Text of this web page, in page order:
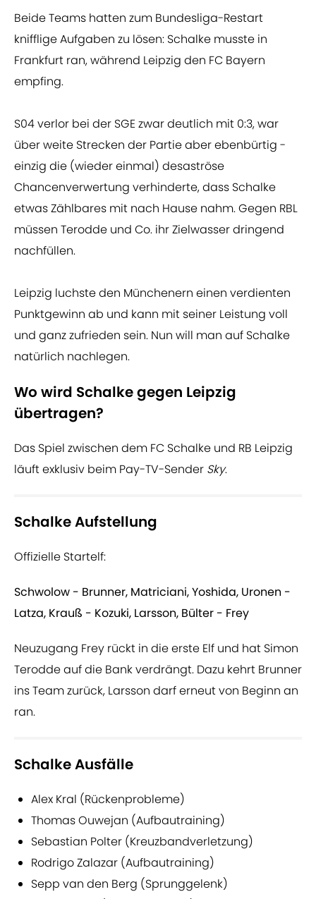
Beide Teams hatten zum Bundesliga-Restart
knifflige Aufgaben zu lösen: Schalke musste in
Frankfurt ran, während Leipzig den FC Bayern
empfing.
S04 verlor bei der SGE zwar deutlich mit 0:3, war
über weite Strecken der Partie aber ebenbürtig -
einzig die (wieder einmal) desaströse
Chancenverwertung verhinderte, dass Schalke
etwas Zählbares mit nach Hause nahm. Gegen RBL
müssen Terodde und Co. ihr Zielwasser dringend
nachfüllen.
Leipzig luchste den Münchenern einen verdienten
Punktgewinn ab und kann mit seiner Leistung voll
und ganz zufrieden sein. Nun will man auf Schalke
natürlich nachlegen.
Wo wird Schalke gegen Leipzig
übertragen?
Das Spiel zwischen dem FC Schalke und RB Leipzig
läuft exklusiv beim Pay-TV-Sender Sky.
Schalke Aufstellung
Offizielle Startelf:
Schwolow - Brunner, Matriciani, Yoshida, Uronen -
Latza, Krauß - Kozuki, Larsson, Bülter - Frey
Neuzugang Frey rückt in die erste Elf und hat Simon
Terodde auf die Bank verdrängt. Dazu kehrt Brunner
ins Team zurück, Larsson darf erneut von Beginn an
ran.
Schalke Ausfälle
Alex Kral (Rückenprobleme)
Thomas Ouwejan (Aufbautraining)
Sebastian Polter (Kreuzbandverletzung)
Rodrigo Zalazar (Aufbautraining)
Sepp van den Berg (Sprunggelenk)